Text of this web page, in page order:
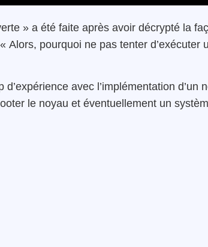
» a été faite après avoir décrypté la
pourquoi ne pas tenter d’exécuter
d’expérience avec l’implémentation d’un
le noyau et éventuellement un